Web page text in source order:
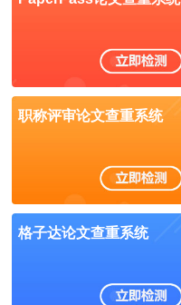
职称评审论文查重系统
格子达论文查重系统